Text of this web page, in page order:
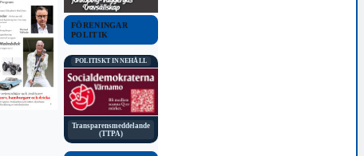
FÖRENINGAR
POLITIK
POLITISKT INNEHÅLL
Transparensmeddelande
(TTPA)